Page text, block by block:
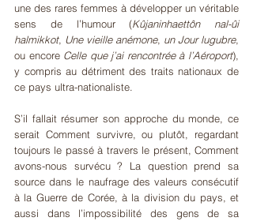
une des rares femmes à développer un véritable
sens de l’humour (Kûjaninhaettôn nal-ûi
halmikkot, Une vieille anémone, un Jour lugubre,
ou encore Celle que j’ai rencontrée à l’Aéroport),
y compris au détriment des traits nationaux de
ce pays ultra-nationaliste.
S’il fallait résumer son approche du monde, ce
serait Comment survivre, ou plutôt, regardant
toujours le passé à travers le présent, Comment
avons-nous survécu ? La question prend sa
source dans le naufrage des valeurs consécutif
à la Guerre de Corée, à la division du pays, et
aussi dans l’impossibilité des gens de sa